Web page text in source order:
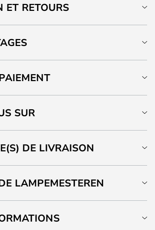
ET RETOURS
SUR
DE LIVRAISON
LAMPEMESTEREN